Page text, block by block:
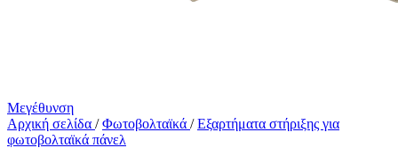
Μεγέθυνση
Αρχική σελίδα / Φωτοβολταϊκά / Εξαρτήματα στήριξης για
φωτοβολταϊκά πάνελ